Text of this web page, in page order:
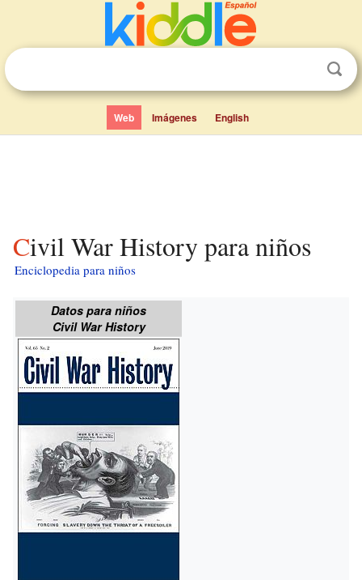
Web Imágenes English
Civil War History para niños
Enciclopedia para niños
Datos para niños
Civil War History